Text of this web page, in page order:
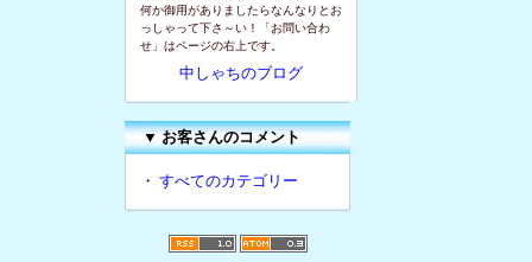
何か御用がありましたらなんなりとお
っしゃって下さ～い！「お問い合わ
せ」はページの右上です。
中しゃちのブログ
▼お客さんのコメント
・ すべてのカテゴリー